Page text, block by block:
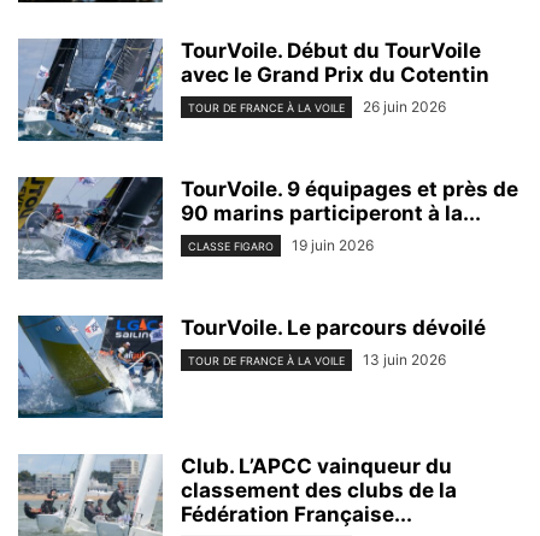
TourVoile. Début du TourVoile
avec le Grand Prix du Cotentin
TOUR DE FRANCE À LA VOILE 26 juin 2026
TourVoile. 9 équipages et près de
90 marins participeront à la...
CLASSE FIGARO 19 juin 2026
TourVoile. Le parcours dévoilé
TOUR DE FRANCE À LA VOILE 13 juin 2026
Club. L’APCC vainqueur du
classement des clubs de la
Fédération Française...